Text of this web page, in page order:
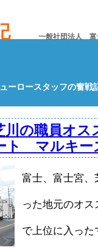
一般社団法人 富
ーロースタッフの奮戦
川の職員オ
ト マルキー
富士、富士宮、
った地元のオ
で上位に入っ